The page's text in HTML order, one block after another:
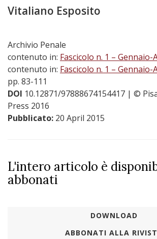
Vitaliano Esposito
Archivio Penale
contenuto in: Fascicolo n. 1 – Gennaio-
contenuto in: Fascicolo n. 1 – Gennaio-
pp. 83-111
DOI 10.12871/97888674154417 | ©
Press 2016
Pubblicato: 20 April 2015
L'intero articolo è
abbonati
DOWNLOAD
ABBONATI ALLA